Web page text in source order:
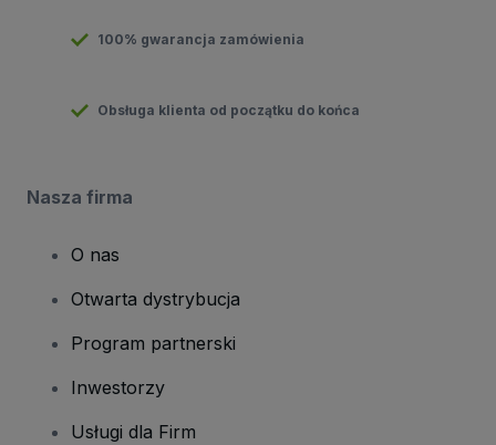
100% gwarancja zamówienia
Obsługa klienta od początku do końca
Nasza firma
O nas
Otwarta dystrybucja
Program partnerski
Inwestorzy
Usługi dla Firm